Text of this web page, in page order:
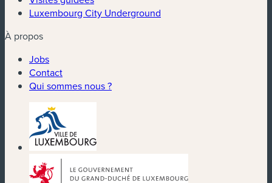
Luxembourg City Underground
À propos
Jobs
Contact
Qui sommes nous ?